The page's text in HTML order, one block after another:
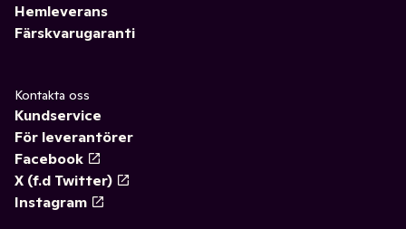
Hemleverans
Färskvarugaranti
Kontakta oss
Kundservice
För leverantörer
Facebook
X (f.d Twitter)
Instagram